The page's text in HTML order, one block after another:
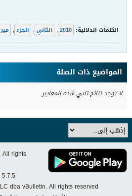
الكلمات الدلالية: 2010
, الثاني , الجزء ,
المواضيع ذات الصلة
لا توجد نتائج تلبي هذه المعايير.
rights
dba vBulletin. All rights reserved.